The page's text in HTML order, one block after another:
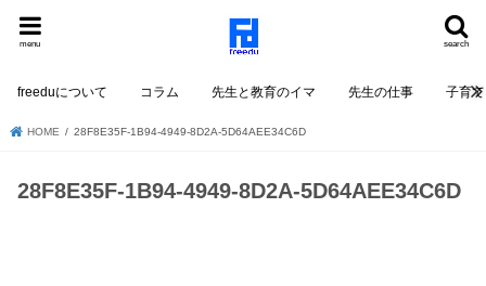
search
menu
freeduについて コラム 先生と教育のイマ 先生の仕事 子育て
HOME 28F8E35F-1B94-4949-8D2A-5D64AEE34C6D
28F8E35F-1B94-4949-8D2A-5D64AEE34C6D